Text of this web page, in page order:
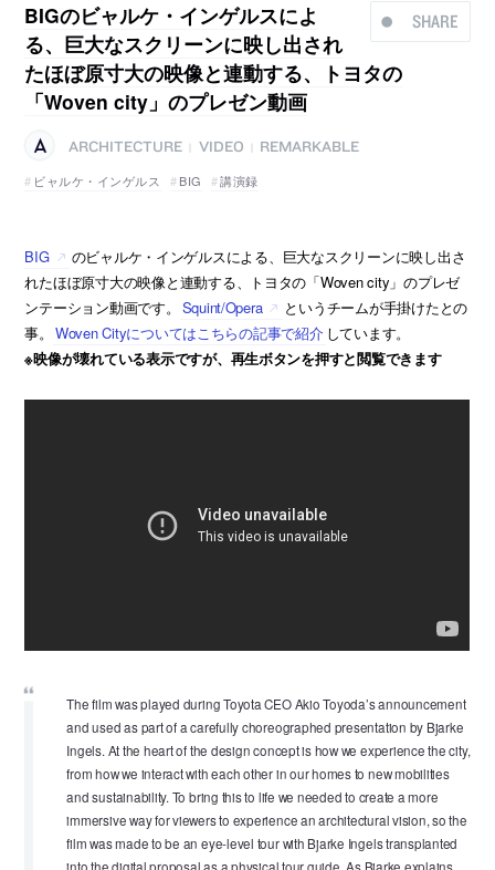
SHARE
BIGのビャルケ・インゲルスによ
る、巨大なスクリーンに映し出され
たほぼ原寸大の映像と連動する、トヨタの
「Woven city」のプレゼン動画
ARCHITECTURE VIDEO
REMARKABLE
ビャルケ・インゲルス
BIG 講演録
BIG
のビャルケ・インゲルスによる、巨大なスクリーンに映し出さ
れたほぼ原寸大の映像と連動する、トヨタの「Woven city」のプレゼ
ンテーション動画です。 Squint/Opera
というチームが手掛けたとの
事。 Woven Cityについてはこちらの記事で紹介 しています。
※映像が壊れている表示ですが、再生ボタンを押すと閲覧できます
The film was played during Toyota CEO Akio Toyoda’s announcement
and used as part of a carefully choreographed presentation by Bjarke
Ingels. At the heart of the design concept is how we experience the city,
from how we interact with each other in our homes to new mobilities
and sustainability. To bring this to life we needed to create a more
immersive way for viewers to experience an architectural vision, so the
film was made to be an eye-level tour with Bjarke Ingels transplanted